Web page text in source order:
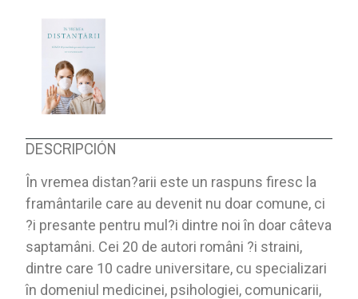
DESCRIPCIÓN
În vremea distan?arii este un raspuns firesc la
framântarile care au devenit nu doar comune, ci
?i presante pentru mul?i dintre noi în doar câteva
saptamâni. Cei 20 de autori români ?i straini,
dintre care 10 cadre universitare, cu specializari
în domeniul medicinei, psihologiei, comunicarii,